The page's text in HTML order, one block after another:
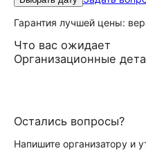
Гарантия лучшей цены:
Что вас ожидает
Организационные
Остались вопросы?
Напишите организатору и